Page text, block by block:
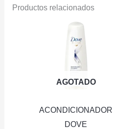
Productos relacionados
AGOTADO
ACONDICIONADOR
DOVE